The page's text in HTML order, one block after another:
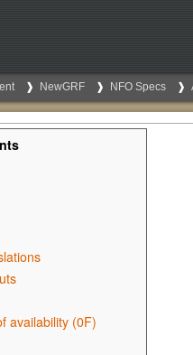
NewGRF NFO Specs
availability (0F)